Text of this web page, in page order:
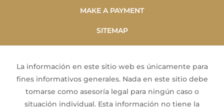
MAKE A PAYMENT
SITEMAP
La información en este sitio web es únicamente para
fines informativos generales. Nada en este sitio debe
tomarse como asesoría legal para ningún caso o
situación individual. Esta información no tiene la